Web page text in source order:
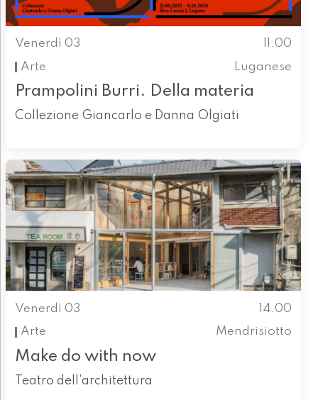
Venerdì 03
11.00
Arte
Luganese
Prampolini Burri. Della materia
Collezione Giancarlo e Danna Olgiati
Venerdì 03
14.00
Arte
Mendrisiotto
Make do with now
Teatro dell'architettura